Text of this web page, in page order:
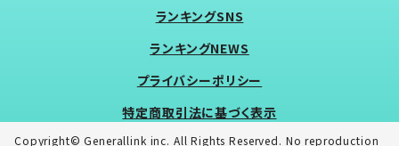
ランキングSNS
ランキングNEWS
プライバシーポリシー
特定商取引法に基づく表示
Copyright© Generallink inc. All Rights Reserved. No reproduction